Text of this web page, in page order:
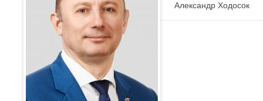
Александр Ходосок